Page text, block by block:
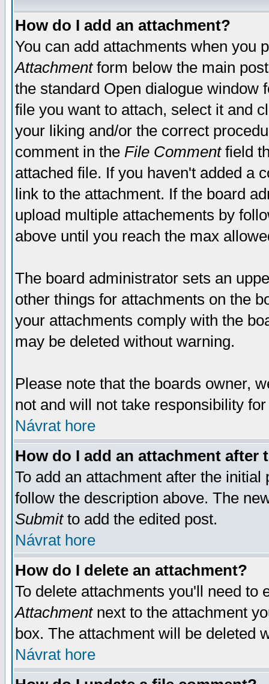
How do I add an attachment?
You can add attachments when you
Attachmentform below the main
the standard Open dialogue window
file you want to attach, select it and
your liking and/or the correct
comment in the File Commentfield
attached file. If you haven't added a
link to the attachment. If the board
upload multiple attachements by
above until you reach the max
The board administrator sets an
other things for attachments on the
your attachments comply with the
may be deleted without warning.
Please note that the boards owner,
not and will not take responsibility
Návrat hore
How do I add an attachment after
To add an attachment after the
follow the description above. The
Submitto add the edited post.
Návrat hore
How do I delete an attachment?
To delete attachments you'll need
Attachmentnext to the attachment
box. The attachment will be deleted
Návrat hore